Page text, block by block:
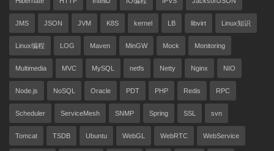
JMS JSON JVM K8S kernel LB libvirt Linux知识
Linux编程 LOG Maven MinGW Mock Monitoring
Multimedia MVC MySQL netfs Netty Nginx NIO
Node.js NoSQL Oracle PDT PHP Redis RPC
Scheduler ServiceMesh SNMP Spring SSL svn
Tomcat TSDB Ubuntu WebGL WebRTC WebService